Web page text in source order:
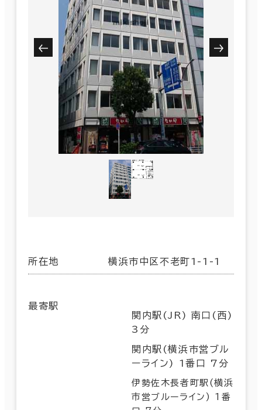
所在地 横浜市中区不老町1-1-1
最寄駅
関内駅(JR) 南口(西)
3分
関内駅(横浜市営ブル
ーライン) 1番口 7分
伊勢佐木長者町駅(横浜
市営ブルーライン) 1番